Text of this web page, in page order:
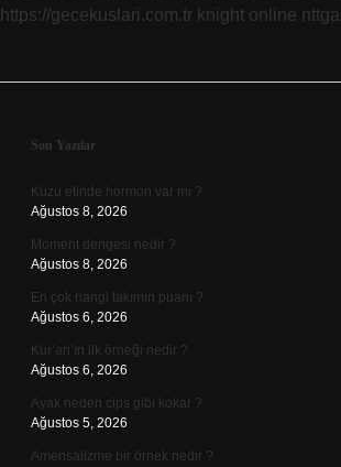
https://gecekuslari.com.tr knight online
Sidebar
Son Yazılar
Kuzu etinde hormon var mı ?
Ağustos 8, 2026
Moment dengesi nedir ?
Ağustos 8, 2026
En çok hangi takımın puanı ?
Ağustos 6, 2026
Kur’an’ın ilk örneği nedir ?
Ağustos 6, 2026
Ayak neden cips gibi kokar ?
Ağustos 5, 2026
Amensalizme bir örnek nedir ?